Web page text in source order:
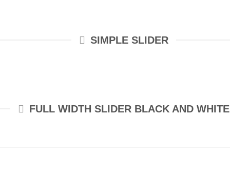
SIMPLE SLIDER
FULL WIDTH SLIDER BLACK AND WHITE